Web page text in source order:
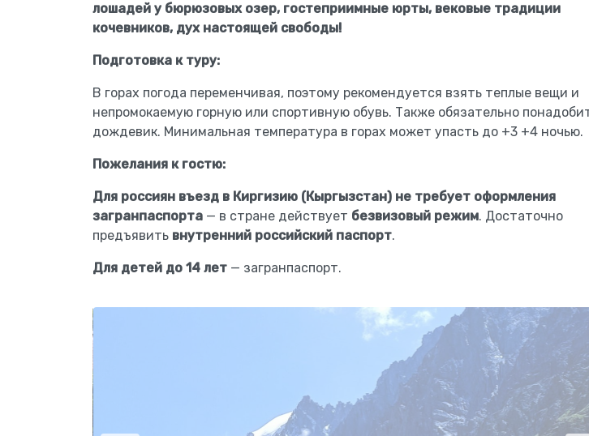
лошадей у бюрюзовых озер, гостеприимные юрты, вековые традиции
кочевников, дух настоящей свободы!
Подготовка к туру:
В горах погода переменчивая, поэтому рекомендуется взять теплые вещи и
непромокаемую горную или спортивную обувь. Также обязательно
дождевик. Минимальная температура в горах может упасть до +3 +4 ночью.
Пожелания к гостю:
Для россиян въезд в Киргизию (Кыргызстан) не требует оформления
загранпаспорта — в стране действует безвизовый режим. Достаточно
предъявить внутренний российский паспорт.
Для детей до 14 лет — загранпаспорт.